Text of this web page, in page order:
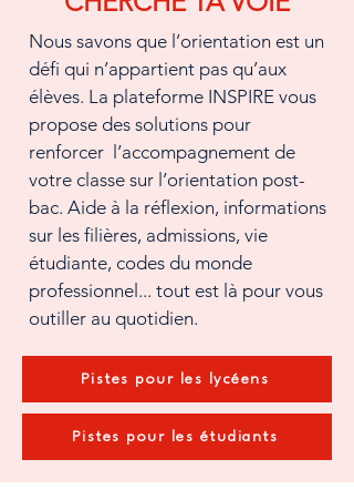
Nous savons que l’orientation est un
défi qui n’appartient pas qu’aux
élèves. La plateforme INSPIRE vous
propose des solutions pour
renforcer l’accompagnement de
votre classe sur l’orientation post-
bac. Aide à la réflexion, informations
sur les filières, admissions, vie
étudiante, codes du monde
professionnel... tout est là pour vous
outiller au quotidien.
Pistes pour les lycéens
Pistes pour les étudiants